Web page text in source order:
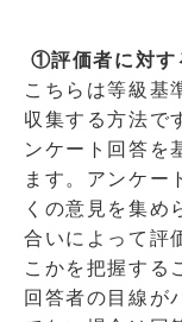
①評価者に対す
こちらは等級基
収集する方法で
ンケート回答を
ます。アンケー
くの意見を集め
合いによって評
こかを把握する
回答者の目線が